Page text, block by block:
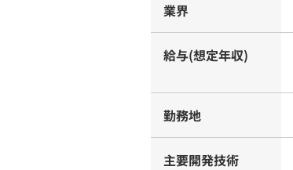
業界
給与(想定年収)
勤務地
主要開発技術